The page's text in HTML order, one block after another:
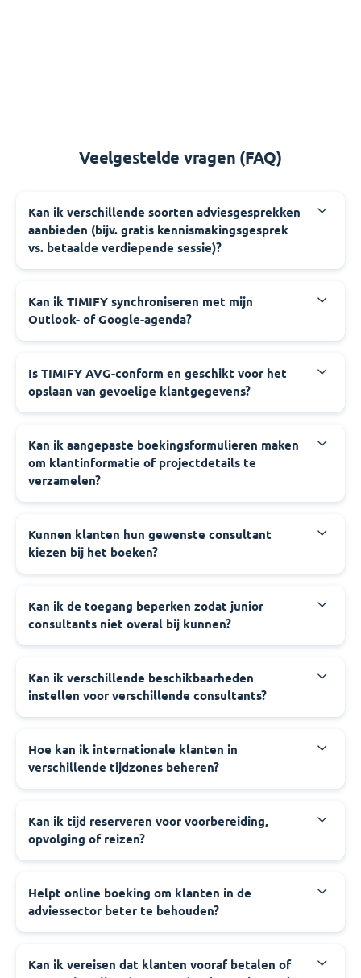
Veelgestelde vragen (FAQ)
Kan ik verschillende soorten adviesgesprekken
aanbieden (bijv. gratis kennismakingsgesprek
vs. betaalde verdiepende sessie)?
Kan ik TIMIFY synchroniseren met mijn
Outlook- of Google-agenda?
Is TIMIFY AVG-conform en geschikt voor het
opslaan van gevoelige klantgegevens?
Kan ik aangepaste boekingsformulieren maken
om klantinformatie of projectdetails te
verzamelen?
Kunnen klanten hun gewenste consultant
kiezen bij het boeken?
Kan ik de toegang beperken zodat junior
consultants niet overal bij kunnen?
Kan ik verschillende beschikbaarheden
instellen voor verschillende consultants?
Hoe kan ik internationale klanten in
verschillende tijdzones beheren?
Kan ik tijd reserveren voor voorbereiding,
opvolging of reizen?
Helpt online boeking om klanten in de
adviessector beter te behouden?
Kan ik vereisen dat klanten vooraf betalen of